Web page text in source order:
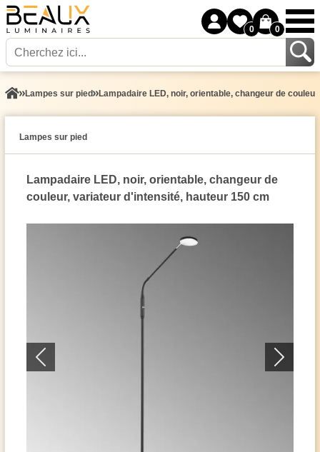
0 0
Lampes sur pied Lampadaire LED, noir, orientable, changeur de
Lampes sur pied
Lampadaire LED, noir, orientable, changeur de
couleur, variateur d'intensité, hauteur 150 cm